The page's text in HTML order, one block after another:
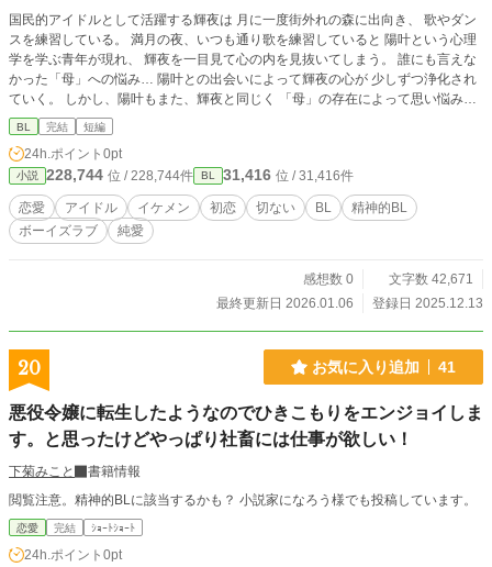
国民的アイドルとして活躍する輝夜は 月に一度街外れの森に出向き、 歌やダン
スを練習している。 満月の夜、いつも通り歌を練習していると 陽叶という心理
学を学ぶ青年が現れ、 輝夜を一目見て心の内を見抜いてしまう。 誰にも言えな
かった「母」への悩み… 陽叶との出会いによって輝夜の心が 少しずつ浄化され
ていく。 しかし、陽叶もまた、輝夜と同じく 「母」の存在によって思い悩み、
苦しみ続けていた…
BL 完結 短編
24h.ポイント 0pt
小説 228,744 位 / 228,744件 BL 31,416 位 / 31,416件
恋愛 アイドル イケメン 初恋 切ない BL
精神的BL
ボーイズラブ
純愛
感想数 0
文字数 42,671
最終更新日 2026.01.06
登録日 2025.12.13
20 お気に入り追加 41
悪役令嬢に転生したようなのでひきこもりをエンジョイしま
す。と思ったけどやっぱり社畜には仕事が欲しい！
下菊みこと
書籍情報
閲覧注意。精神的BLに該当するかも？ 小説家になろう様でも投稿しています。
恋愛 完結 ｼｮｰﾄｼｮｰﾄ
24h.ポイント 0pt